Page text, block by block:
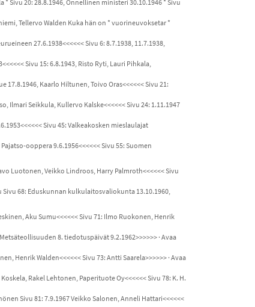
Sivu 20: 28.8.1946, Onnellinen ministeri 30.10.1946 * Sivu
Tellervo Walden Kuka hän on * vuorineuvoksetar *
27.6.1938<<<<<< Sivu 6: 8.7.1938, 11.7.1938,
Sivu 15: 6.8.1943, Risto Ryti, Lauri Pihkala,
17.8.1946, Kaarlo Hiltunen, Toivo Oras<<<<<< Sivu 21:
Ilmari Seikkula, Kullervo Kalske<<<<<< Sivu 24: 1.11.1947
Sivu 45: Valkeakosken mieslaulajat
ooppera 9.6.1956<<<<<< Sivu 55: Suomen
Luotonen, Veikko Lindroos, Harry Palmroth<<<<<< Sivu
Sivu 68: Eduskunnan kulkulaitosvaliokunta 13.10.1960,
Aku Sumu<<<<<< Sivu 71: Ilmo Ruokonen, Henrik
8. tiedotuspäivät 9.2.1962>>>>>> · Avaa
Henrik Walden<<<<<< Sivu 73: Antti Saarela>>>>>> · Avaa
Rakel Lehtonen, Paperituote Oy<<<<<< Sivu 78: K. H.
Sivu 81: 7.9.1967 Veikko Salonen, Anneli Hattari<<<<<<